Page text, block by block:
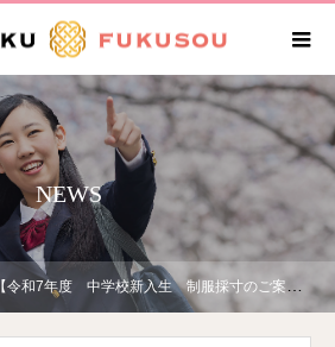
NEWS
【令和7年度 中学校新入生 制服採寸のご案内】